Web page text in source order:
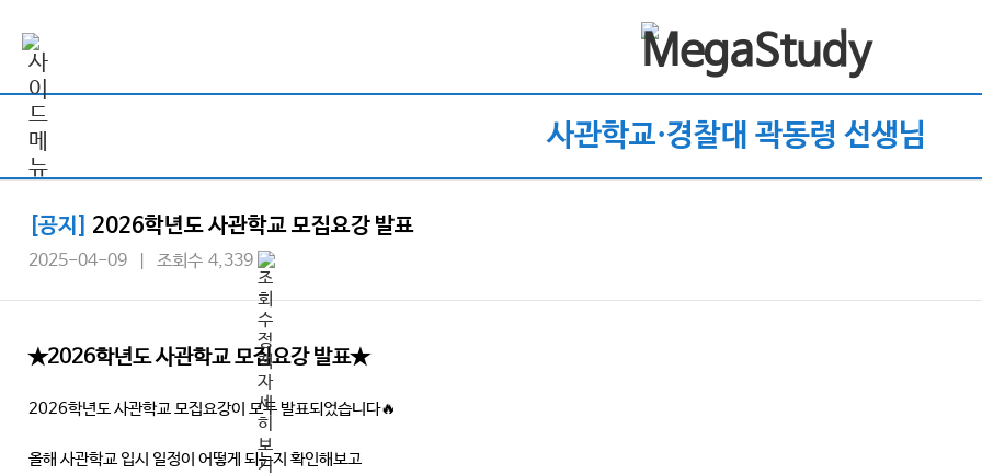
사관학교·경찰대 곽동령 선생님
[공지] 2026학년도 사관학교 모집요강 발표
2025-04-09 | 조회수 4,339
★2026학년도 사관학교 모집요강 발표★
2026학년도 사관학교 모집요강이 모두 발표되었습니다🔥
올해 사관학교 입시 일정이 어떻게 되는지 확인해보고